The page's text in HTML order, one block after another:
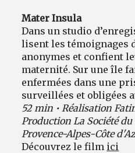
Mater Insula
Dans un studio
lisent les témoignages
anonymes et confient
maternité. Sur une île
enfermées dans une
surveillées et obligées
52 min • Réalisation
Production La Société
Provence-Alpes-Côte
Découvrez le film ici